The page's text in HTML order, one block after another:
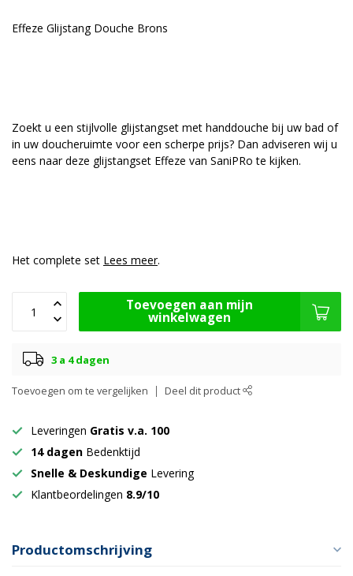
Effeze Glijstang Douche Brons
Zoekt u een stijlvolle glijstangset met handdouche bij uw bad of
in uw doucheruimte voor een scherpe prijs? Dan adviseren wij u
eens naar deze glijstangset Effeze van SaniPRo te kijken.
Het complete set Lees meer.
Toevoegen aan mijn
winkelwagen
3 a 4 dagen
Toevoegen om te vergelijken Deel dit product
Leveringen Gratis v.a. 100
14 dagen Bedenktijd
Snelle & Deskundige Levering
Klantbeordelingen 8.9/10
Productomschrijving